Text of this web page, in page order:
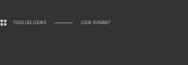
TOUS LES LOOKS LOOK SUIVANT